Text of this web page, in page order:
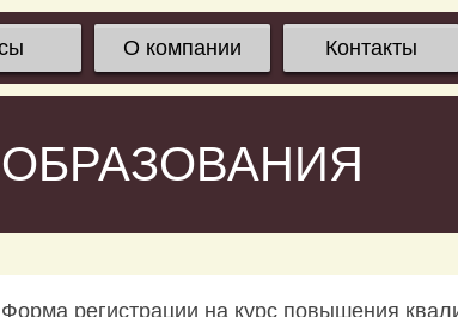
О компании Контакты
Форма регистрации на курс повышения